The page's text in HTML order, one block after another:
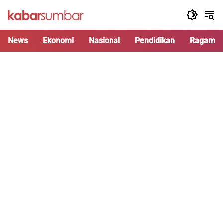
News Ekonomi Nasional Pendidikan Ragam